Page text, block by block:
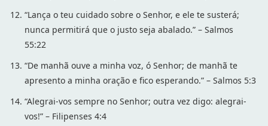
“Lança o teu cuidado sobre o Senhor, e ele te susterá;
nunca permitirá que o justo seja abalado.” – Salmos
55:22
“De manhã ouve a minha voz, ó Senhor; de manhã te
apresento a minha oração e fico esperando.” – Salmos 5:3
“Alegrai-vos sempre no Senhor; outra vez digo: alegrai-
vos!” – Filipenses 4:4